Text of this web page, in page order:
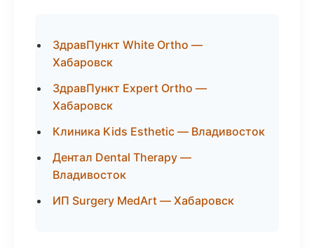
ЗдравПункт White Ortho —
Хабаровск
ЗдравПункт Expert Ortho —
Хабаровск
Клиника Kids Esthetic — Владивосток
Дентал Dental Therapy —
Владивосток
ИП Surgery MedArt — Хабаровск